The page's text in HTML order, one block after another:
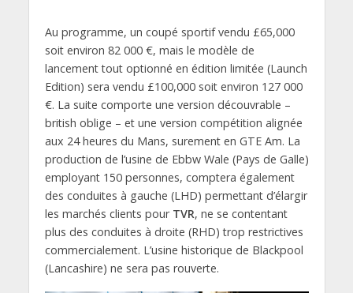
Au programme, un coupé sportif vendu £65,000
soit environ 82 000 €, mais le modèle de
lancement tout optionné en édition limitée (Launch
Edition) sera vendu £100,000 soit environ 127 000
€. La suite comporte une version découvrable –
british oblige – et une version compétition alignée
aux 24 heures du Mans, surement en GTE Am. La
production de l’usine de Ebbw Wale (Pays de Galle)
employant 150 personnes, comptera également
des conduites à gauche (LHD) permettant d’élargir
les marchés clients pour TVR, ne se contentant
plus des conduites à droite (RHD) trop restrictives
commercialement. L’usine historique de Blackpool
(Lancashire) ne sera pas rouverte.